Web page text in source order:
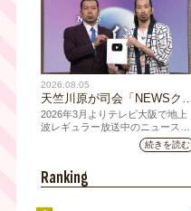
2026.08.05
天竺川原が司会「NEWSクラ
イシス」チャンネル登録者数
10万人突破！テレビ大阪の番
組史上最速記録を更新
2026年3月よりテレビ大阪で地上
波レギュラー放送中のニュース番
組「NEWSクライシス」が、この
たび2026年7月12日(日)に、
人を達成しました。
続きを読む
Ranking